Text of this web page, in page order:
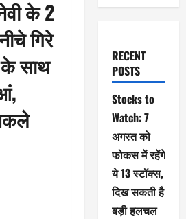
के 2
गिरे
साथ
RECENT
POSTS
Stocks to
Watch: 7
अगस्त को
फोकस में रहेंगे
ये 13 स्टॉक्स,
दिख सकती है
बड़ी हलचल